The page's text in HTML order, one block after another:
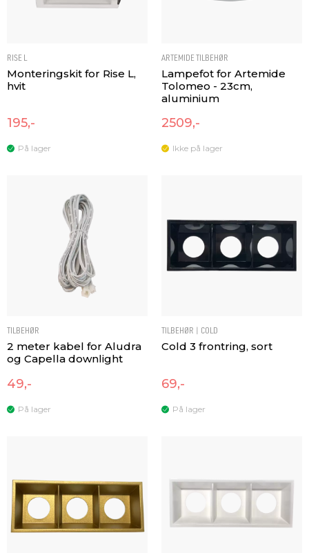
RISE L
Monteringskit for Rise L,
hvit
195,-
På lager
ARTEMIDE TILBEHØR
Lampefot for Artemide
Tolomeo - 23cm,
aluminium
2509,-
Ikke på lager
TILBEHØR
2 meter kabel for Aludra
og Capella downlight
49,-
På lager
TILBEHØR | COLD
Cold 3 frontring, sort
69,-
På lager